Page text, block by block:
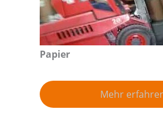
Papier
Mehr